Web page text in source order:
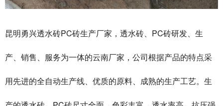
昆明勇兴透水砖PC砖生产厂家，透水砖、PC砖研发、生
产、销售、服务为一体的云南厂家，公司根据产品的特点采
用先进的全自动生产线、优质的原料、成熟的生产工艺。生